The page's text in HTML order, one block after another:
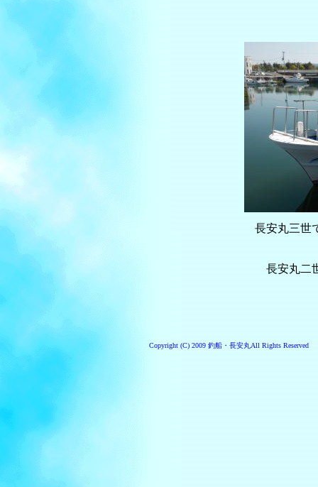
長安丸三世
長安丸二
Copyright (C) 2009 釣船・長安丸All Rights Reserved